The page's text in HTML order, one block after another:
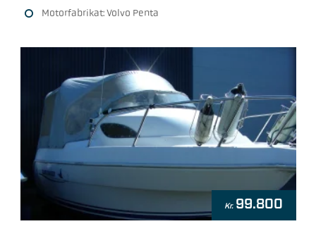
Motorfabrikat: Volvo Penta
Kr. 99.800